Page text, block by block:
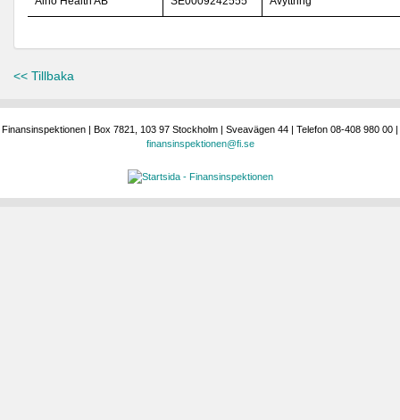
<< Tillbaka
Finansinspektionen | Box 7821, 103 97 Stockholm | Sveavägen 44 | Telefon 08-408 980 00 |
finansinspektionen@fi.se